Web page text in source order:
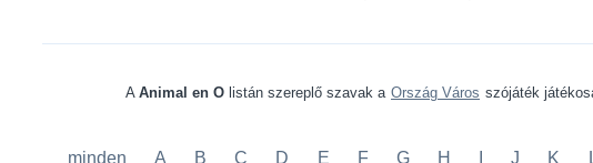
A Animal en O listán szereplő szavak a Ország Város szójáték
minden A B C D E F G H J K